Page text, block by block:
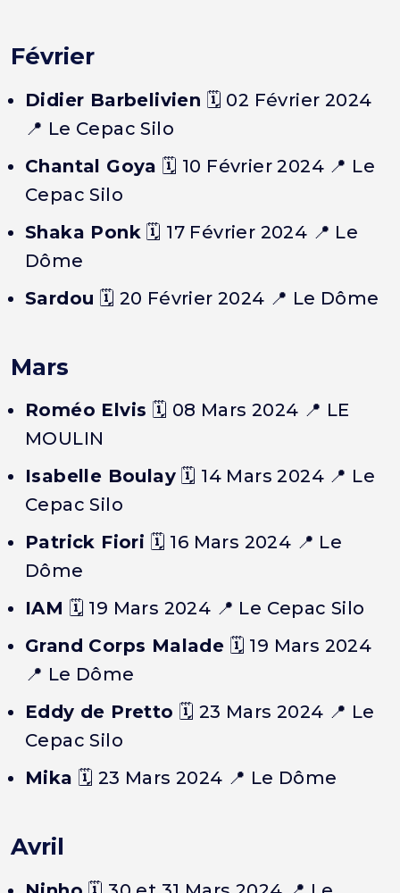
Février
Didier Barbelivien 🗓️ 02 Février 2024
📍 Le Cepac Silo
Chantal Goya 🗓️ 10 Février 2024 📍 Le
Cepac Silo
Shaka Ponk 🗓️ 17 Février 2024 📍 Le
Dôme
Sardou 🗓️ 20 Février 2024 📍 Le Dôme
Mars
Roméo Elvis 🗓️ 08 Mars 2024 📍 LE
MOULIN
Isabelle Boulay 🗓️ 14 Mars 2024 📍 Le
Cepac Silo
Patrick Fiori 🗓️ 16 Mars 2024 📍 Le
Dôme
IAM 🗓️ 19 Mars 2024 📍 Le Cepac Silo
Grand Corps Malade 🗓️ 19 Mars 2024
📍 Le Dôme
Eddy de Pretto 🗓️ 23 Mars 2024 📍 Le
Cepac Silo
Mika 🗓️ 23 Mars 2024 📍 Le Dôme
Avril